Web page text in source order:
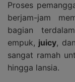
Proses
berjam-jam
bagian
empuk, juicy,
sangat ramah
hingga lansia.